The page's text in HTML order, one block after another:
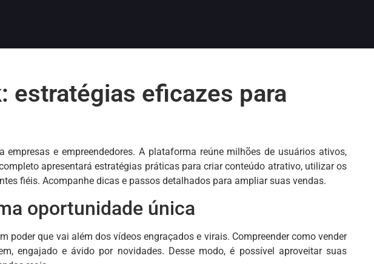
estratégias eficazes para
e empreendedores. A plataforma reúne milhões de usuários ativos,
apresentará estratégias práticas para criar conteúdo atrativo, utilizar os
fiéis. Acompanhe dicas e passos detalhados para ampliar suas vendas.
oportunidade única
poder que vai além dos vídeos engraçados e virais. Compreender como vender
engajado e ávido por novidades. Desse modo, é possível aproveitar suas